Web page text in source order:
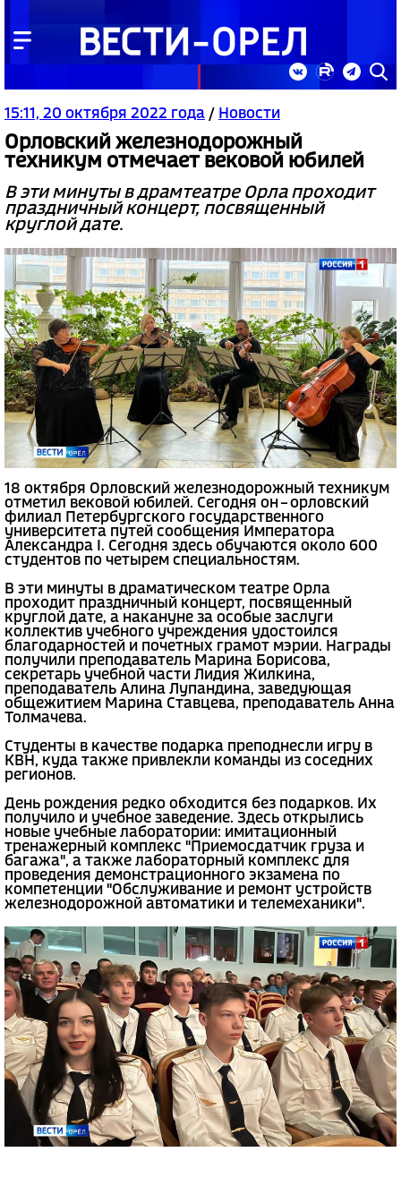
15:11, 20 октября 2022 года / Новости
Орловский железнодорожный
техникум отмечает вековой юбилей
В эти минуты в драмтеатре Орла проходит
праздничный концерт, посвященный
круглой дате.
18 октября Орловский железнодорожный техникум
отметил вековой юбилей. Сегодня он – орловский
филиал Петербургского государственного
университета путей сообщения Императора
Александра I. Сегодня здесь обучаются около 600
студентов по четырем специальностям.
В эти минуты в драматическом театре Орла
проходит праздничный концерт, посвященный
круглой дате, а накануне за особые заслуги
коллектив учебного учреждения удостоился
благодарностей и почетных грамот мэрии. Награды
получили преподаватель Марина Борисова,
секретарь учебной части Лидия Жилкина,
преподаватель Алина Лупандина, заведующая
общежитием Марина Ставцева, преподаватель Анна
Толмачева.
Студенты в качестве подарка преподнесли игру в
КВН, куда также привлекли команды из соседних
регионов.
День рождения редко обходится без подарков. Их
получило и учебное заведение. Здесь открылись
новые учебные лаборатории: имитационный
тренажерный комплекс "Приемосдатчик груза и
багажа", а также лабораторный комплекс для
проведения демонстрационного экзамена по
компетенции "Обслуживание и ремонт устройств
железнодорожной автоматики и телемеханики".